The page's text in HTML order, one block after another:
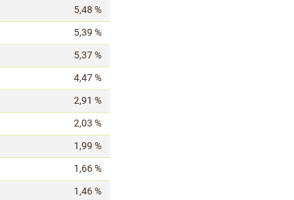
5,48 %
5,39 %
5,37 %
4,47 %
2,91 %
2,03 %
1,99 %
1,66 %
1,46 %